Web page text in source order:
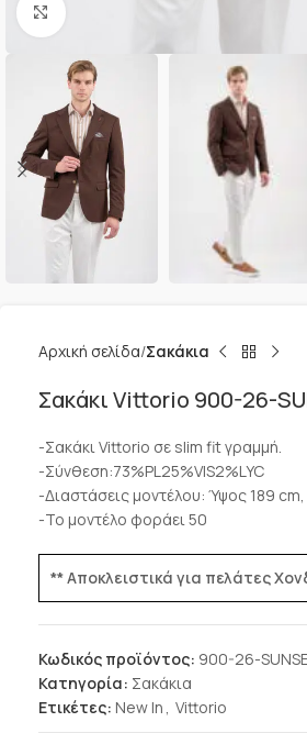
Αρχική σελίδα Σακάκια
Σακάκι Vittorio 900-26-
-Σακάκι Vittorio σε slim fit γραμμή.
-Σύνθεση:73%PL25%VIS2%LYC
-Διαστάσεις μοντέλου: Ύψος 189
-Το μοντέλο φοράει 50
** Αποκλειστικά για πελάτες
Κωδικός προϊόντος: 900-26-
Κατηγορία: Σακάκια
Ετικέτες: New In , Vittorio